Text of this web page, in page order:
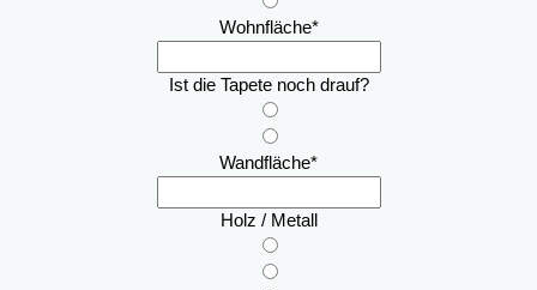
Wohnfläche*
Ist die Tapete noch drauf?
Wandfläche*
Holz / Metall